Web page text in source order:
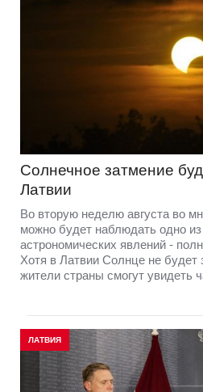
Солнечное затмение
Латвии
Во вторую неделю августа во
можно будет наблюдать одно
астрономических явлений -
Хотя в Латвии Солнце не будет
жители страны смогут увидеть
ЛАТВИЯ